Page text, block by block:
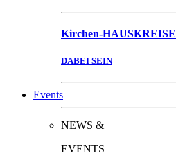
Kirchen-HAUSKREISE
DABEI SEIN
Events
NEWS &
EVENTS